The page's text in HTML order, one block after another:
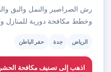
رش الصراصير والنمل والبق
وخطط مكافحة دورية للمنازل
الرياض جدة حفر الباطن
اذهب إلى تصنيف مكافحة